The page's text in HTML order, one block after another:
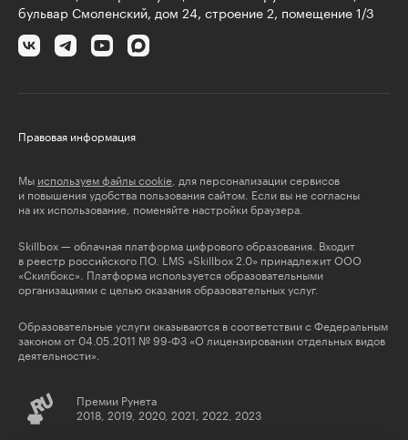
бульвар Смоленский, дом 24, строение 2, помещение 1/3
Правовая информация
Мы используем файлы cookie , для персонализации сервисов
и повышения удобства пользования сайтом. Если вы не согласны
на их использование, поменяйте настройки браузера.
Skillbox — облачная платформа цифрового образования. Входит
в реестр российского ПО. LMS «Skillbox 2.0» принадлежит ООО
«Скилбокс». Платформа используется образовательными
организациями с целью оказания образовательных услуг.
Образовательные услуги оказываются в соответствии с Федеральным
законом от 04.05.2011 № 99-ФЗ «О лицензировании отдельных видов
деятельности».
Премии Рунета
2018, 2019, 2020, 2021, 2022, 2023